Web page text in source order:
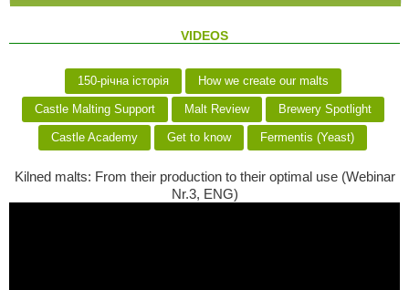
VIDEOS
150-річна історія How we create our malts
Castle Malting Support Malt Review Brewery Spotlight
Castle Academy Get to know Fermentis (Yeast)
Kilned malts: From their production to their optimal use (Webinar
Nr.3, ENG)